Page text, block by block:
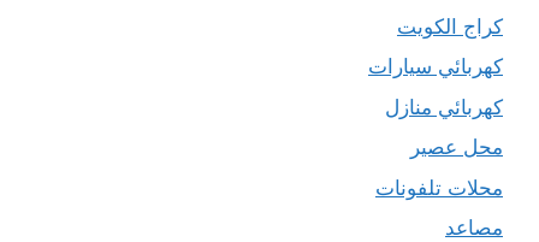
كراج الكويت
كهربائي سيارات
كهربائي منازل
محل عصير
محلات تلفونات
مصاعد